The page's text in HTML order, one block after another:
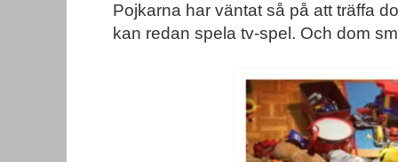
Pojkarna har väntat så på att träffa
kan redan spela tv-spel. Och dom